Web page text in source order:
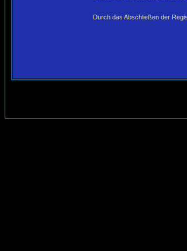
Durch das Abschließen der